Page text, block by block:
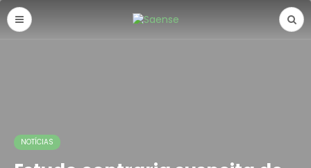
NOTÍCIAS